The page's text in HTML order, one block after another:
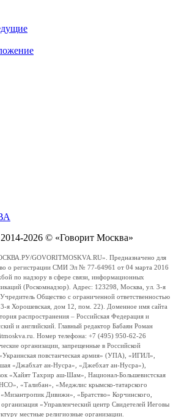
2026 © «Говорит Москва»
GOVORITMOSKVA.RU». Предназначено для
о регистрации СМИ Эл № 77-64961 от 04 марта 2016
по надзору в сфере связи, информационных
(Роскомнадзор). Адрес: 123298, Москва, ул. 3-я
Общество с ограниченной ответственностью
Хорошевская, дом 12, пом. 22). Доменное имя сайта
распространения – Российская Федерация и
и английский. Главный редактор Бабаян Роман
Номер телефона: +7 (495) 950-62-26
организации, запрещенные в Российской
повстанческая армия» (УПА), «ИГИЛ»,
«Джабхат ан-Нусра», «Джебхат ан-Нусра»),
«Хайят Тахрир аш-Шам», Национал-Большевистская
«Талибан», «Меджлис крымско-татарского
Дивижн», «Братство» Корчинского,
«Управленческий центр Свидетелей Иеговы
местные религиозные организации.